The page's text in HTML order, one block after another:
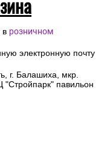
в розничном
электронную почту
г. Балашиха, мкр.
павильон